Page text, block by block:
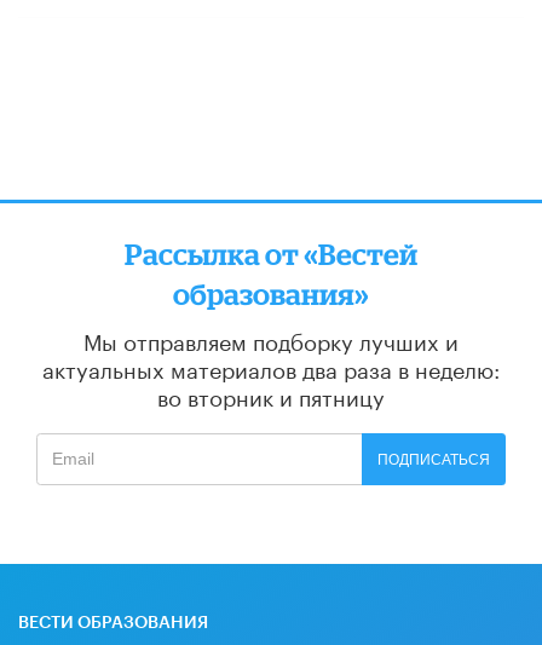
Рассылка от «Вестей
образования»
Мы отправляем подборку лучших и
актуальных материалов два раза в неделю:
во вторник и пятницу
ПОДПИСАТЬСЯ
ВЕСТИ ОБРАЗОВАНИЯ